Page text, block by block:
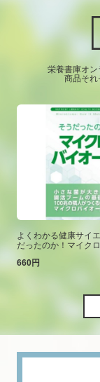
栄養書庫オン
商品それ
よくわかる健康サイ
だったのか！マイク
660円